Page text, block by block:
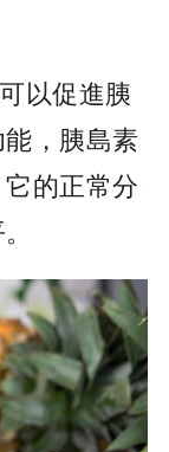
以促進胰
，胰島素
的正常分